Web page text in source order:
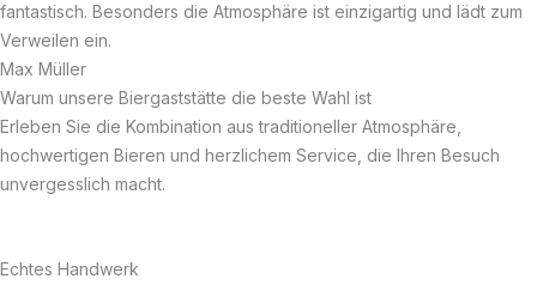
fantastisch. Besonders die Atmosphäre ist einzigartig und lädt zum
Verweilen ein.
Max Müller
Warum unsere Biergaststätte die beste Wahl ist
Erleben Sie die Kombination aus traditioneller Atmosphäre,
hochwertigen Bieren und herzlichem Service, die Ihren Besuch
unvergesslich macht.
Echtes Handwerk